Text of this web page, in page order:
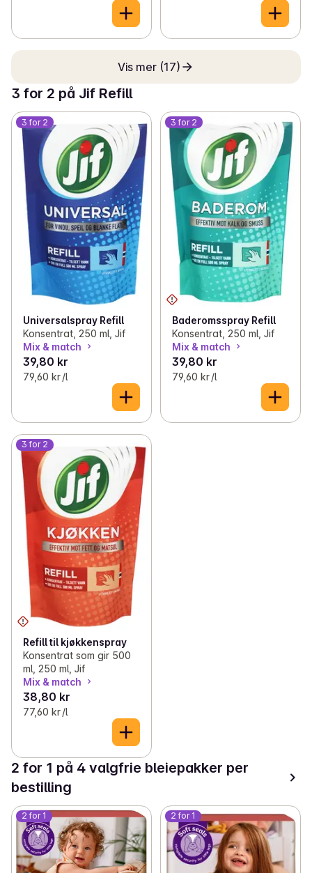
Vis mer (17)
3 for 2 på Jif Refill
3 for 2
Universalspray Refill
Konsentrat, 250 ml, Jif
Mix & match
39,80 kr
79,60 kr /l
3 for 2
Baderomsspray Refill
Konsentrat, 250 ml, Jif
Mix & match
39,80 kr
79,60 kr /l
3 for 2
Refill til kjøkkenspray
Konsentrat som gir 500
ml, 250 ml, Jif
Mix & match
38,80 kr
77,60 kr /l
2 for 1 på 4 valgfrie bleiepakker per
bestilling
2 for 1 2 for 1